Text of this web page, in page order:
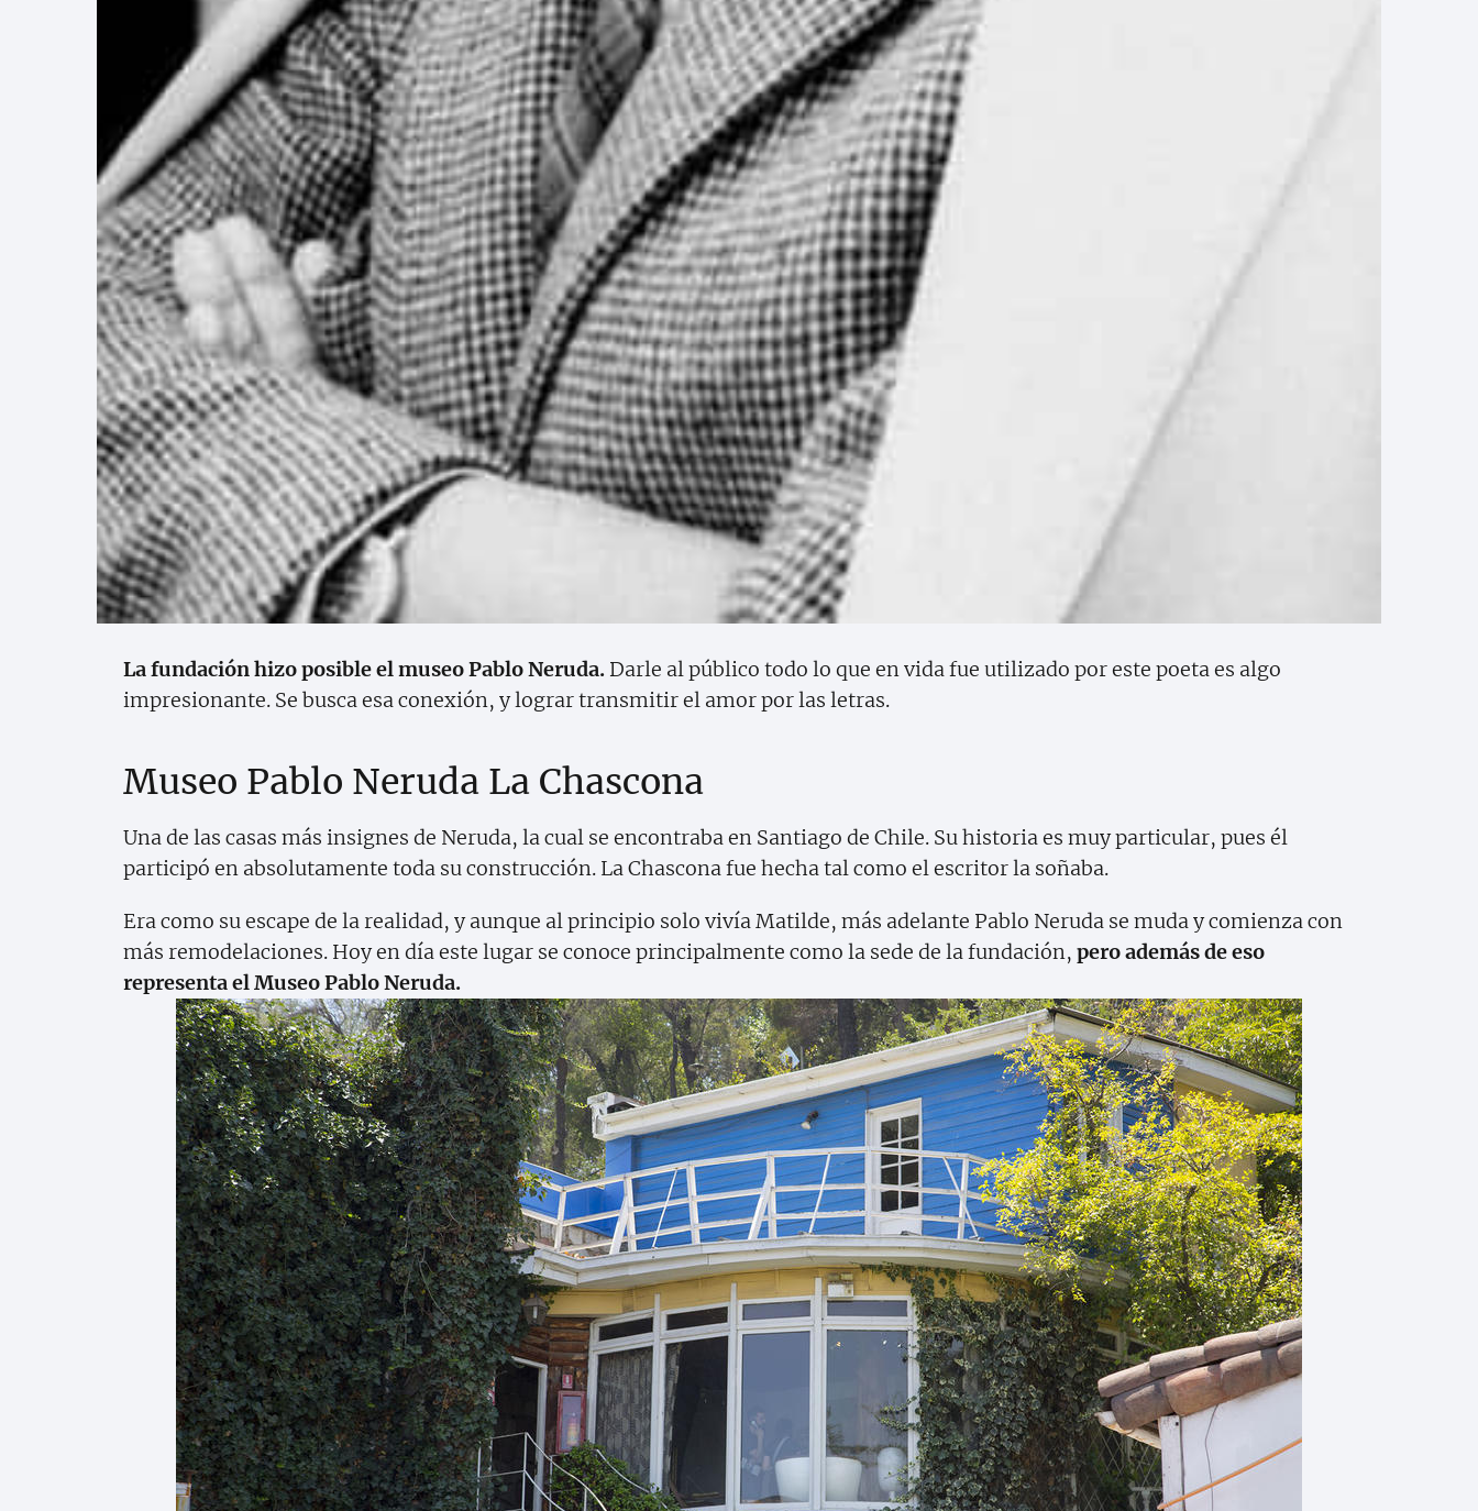
La fundación hizo posible el museo Pablo Neruda. Darle al público todo lo que en vida fue utilizado por este poeta es algo
impresionante. Se busca esa conexión, y lograr transmitir el amor por las letras.
Museo Pablo Neruda La Chascona
Una de las casas más insignes de Neruda, la cual se encontraba en Santiago de Chile. Su historia es muy particular, pues él
participó en absolutamente toda su construcción. La Chascona fue hecha tal como el escritor la soñaba.
Era como su escape de la realidad, y aunque al principio solo vivía Matilde, más adelante Pablo Neruda se muda y comienza con
más remodelaciones. Hoy en día este lugar se conoce principalmente como la sede de la fundación, pero además de eso
representa el Museo Pablo Neruda.